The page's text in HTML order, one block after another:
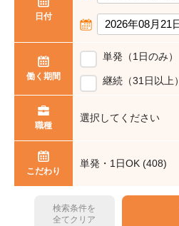
日付
働く期間
単発（1日のみ）
継続（31日以上）
職種
選択してください
こだわり
単発・1日OK (408)
検索条件を
全てクリア